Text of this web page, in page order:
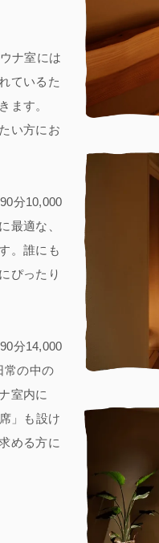
ナ室には
ているた
ます。
い方にお
分10,000
最適な、
。誰にも
ぴったり
分14,000
常の中の
室内に
」も設け
める方に